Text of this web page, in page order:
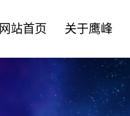
网站首页 关于鹰峰